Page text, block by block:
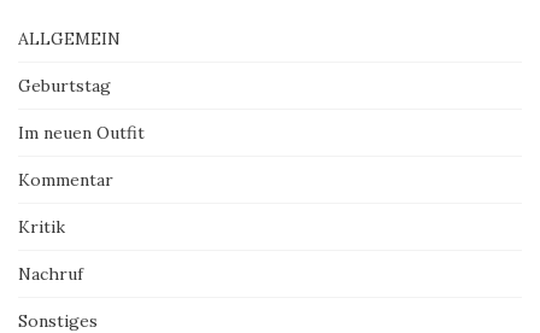
ALLGEMEIN
Geburtstag
Im neuen Outfit
Kommentar
Kritik
Nachruf
Sonstiges